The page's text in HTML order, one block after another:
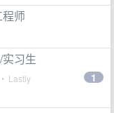
师
习生
• Lastly
1